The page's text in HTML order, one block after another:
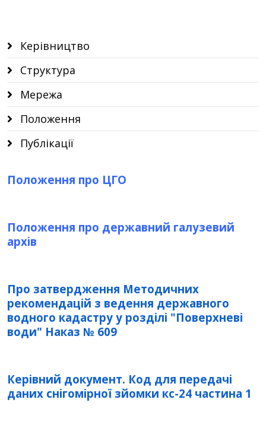
Керівництво
Структура
Мережа
Положення
Публікації
Положення про ЦГО
Положення про державний галузевий
архів
Про затвердження Методичних
рекомендацій з ведення державного
водного кадастру у розділі "Поверхневі
води" Наказ № 609
Керівний документ. Код для передачі
даних снігомірної зйомки кс-24 частина 1